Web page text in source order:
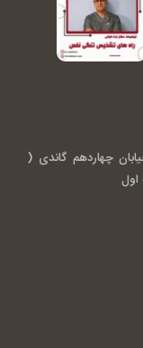
چهاردهم گاندی (